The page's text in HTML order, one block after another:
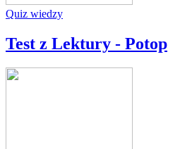
Quiz wiedzy
Test z Lektury - Potop